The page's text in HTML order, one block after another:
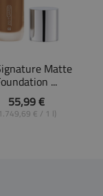
Matte
...
55,99 €
€ / 1 l)